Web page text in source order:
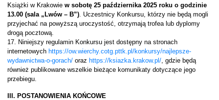
Książki w Krakowie w sobotę 25 października 2025 roku o godzinie
13.00 (sala „Lwów – B”) . Uczestnicy Konkursu, którzy nie będą mogli
przyjechać na powyższą uroczystość, otrzymają trofea lub dyplomy
drogą pocztową.
17. Niniejszy regulamin Konkursu jest dostępny na stronach
internetowych https://ow.wierchy.cotg.pttk.pl/konkursy/najlepsze-
wydawnictwa-o-gorach/ oraz https://ksiazka.krakow.pl/ , gdzie będą
również publikowane wszelkie bieżące komunikaty dotyczące jego
przebiegu.
III. POSTANOWIENIA KOŃCOWE